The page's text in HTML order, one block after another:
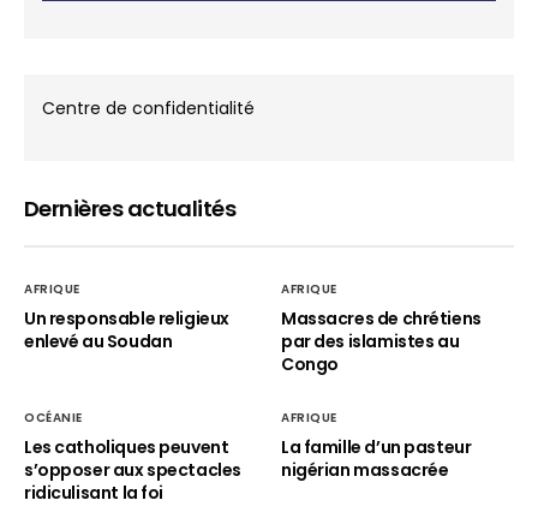
Centre de confidentialité
Dernières actualités
AFRIQUE
Un responsable religieux
enlevé au Soudan
AFRIQUE
Massacres de chrétiens
par des islamistes au
Congo
OCÉANIE
Les catholiques peuvent
s’opposer aux spectacles
ridiculisant la foi
AFRIQUE
La famille d’un pasteur
nigérian massacrée